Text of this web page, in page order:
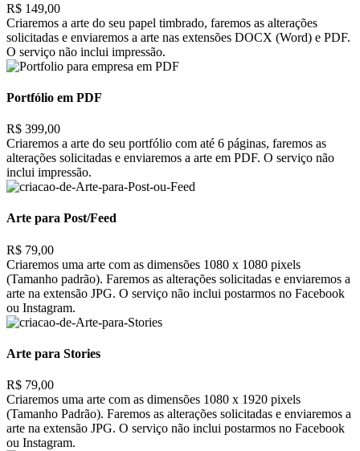
R$ 149,00
Criaremos a arte do seu papel timbrado, faremos as alterações
solicitadas e enviaremos a arte nas extensões DOCX (Word) e PDF.
O serviço não inclui impressão.
Portfólio em PDF
R$ 399,00
Criaremos a arte do seu portfólio com até 6 páginas, faremos as
alterações solicitadas e enviaremos a arte em PDF. O serviço não
inclui impressão.
Arte para Post/Feed
R$ 79,00
Criaremos uma arte com as dimensões 1080 x 1080 pixels
(Tamanho padrão). Faremos as alterações solicitadas e enviaremos a
arte na extensão JPG. O serviço não inclui postarmos no Facebook
ou Instagram.
Arte para Stories
R$ 79,00
Criaremos uma arte com as dimensões 1080 x 1920 pixels
(Tamanho Padrão). Faremos as alterações solicitadas e enviaremos a
arte na extensão JPG. O serviço não inclui postarmos no Facebook
ou Instagram.